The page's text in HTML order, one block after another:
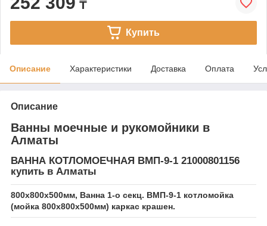
₸
Купить
Описание Характеристики Доставка Оплата
Описание
Ванны моечные и рукомойники в
Алматы
ВАННА КОТЛОМОЕЧНАЯ ВМП-9-1 21000801156
купить в Алматы
800x800x500мм, Ванна 1-о секц. ВМП-9-1 котломойка
(мойка 800x800x500мм) каркас крашен.